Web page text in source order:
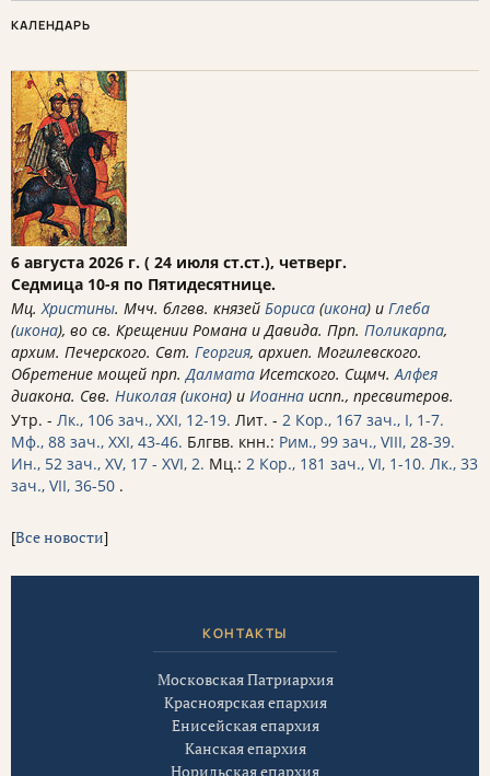
КАЛЕНДАРЬ
6 августа 2026 г. ( 24 июля ст.ст.), четверг.
Седмица 10-я по Пятидесятнице.
Мц.Христины. Мчч. блгвв. князей Бориса (икона) и Глеба
(икона), во св. Крещении Романа и Давида. Прп. Поликарпа,
архим. Печерского. Свт. Георгия, архиеп. Могилевского.
Обретение мощей прп.Далмата Исетского. Сщмч.Алфея
диакона. Свв. Николая (икона) и Иоанна испп., пресвитеров.
Утр. - Лк., 106 зач., XXI, 12-19. Лит. - 2 Кор., 167 зач., I, 1-7.
Мф., 88 зач., XXI, 43-46. Блгвв. кнн.: Рим., 99 зач., VIII, 28-39.
Ин., 52 зач., XV, 17 - XVI, 2. Мц.: 2 Кор., 181 зач., VI, 1-10. Лк., 33
зач., VII, 36-50 .
[Все новости]
КОНТАКТЫ
Московская Патриархия
Красноярская епархия
Енисейская епархия
Канская епархия
Норильская епархия